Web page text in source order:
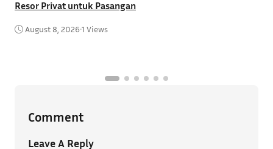
Resor Privat untuk Pasangan
August 8, 2026•1 Views
Comment
Leave A Reply